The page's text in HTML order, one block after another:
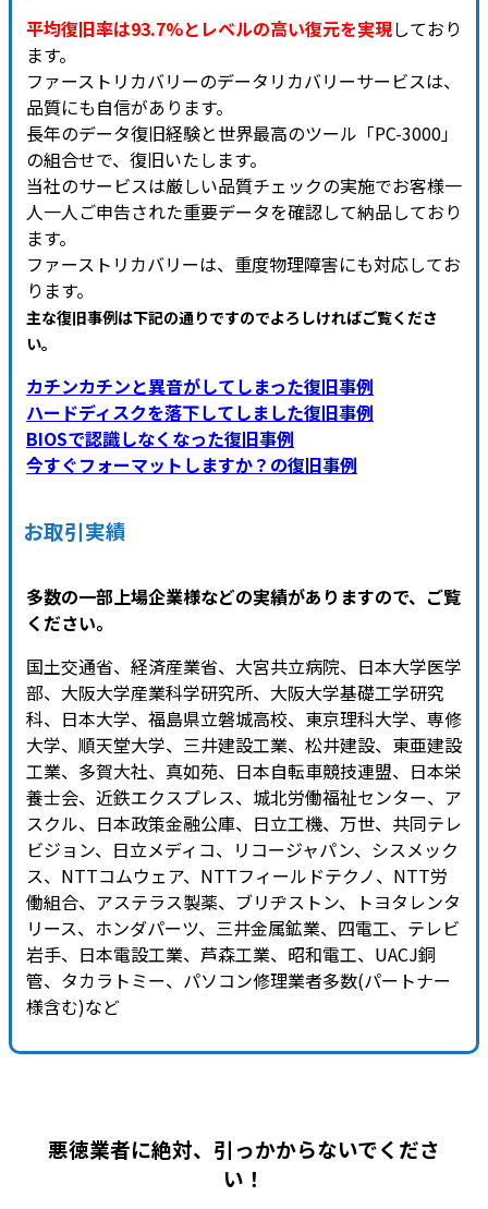
平均復旧率は93.7%とレベルの高い復元を実現しており
ます。
ファーストリカバリーのデータリカバリーサービスは、
品質にも自信があります。
長年のデータ復旧経験と世界最高のツール「PC-3000」
の組合せで、復旧いたします。
当社のサービスは厳しい品質チェックの実施でお客様一
人一人ご申告された重要データを確認して納品しており
ます。
ファーストリカバリーは、重度物理障害にも対応してお
ります。
主な復旧事例は下記の通りですのでよろしければご覧くださ
い。
カチンカチンと異音がしてしまった復旧事例
ハードディスクを落下してしました復旧事例
BIOSで認識しなくなった復旧事例
今すぐフォーマットしますか？の復旧事例
お取引実績
多数の一部上場企業様などの実績がありますので、ご覧
ください。
国土交通省、経済産業省、大宮共立病院、日本大学医学
部、大阪大学産業科学研究所、大阪大学基礎工学研究
科、日本大学、福島県立磐城高校、東京理科大学、専修
大学、順天堂大学、三井建設工業、松井建設、東亜建設
工業、多賀大社、真如苑、日本自転車競技連盟、日本栄
養士会、近鉄エクスプレス、城北労働福祉センター、ア
スクル、日本政策金融公庫、日立工機、万世、共同テレ
ビジョン、日立メディコ、リコージャパン、シスメック
ス、NTTコムウェア、NTTフィールドテクノ、NTT労
働組合、アステラス製薬、ブリヂストン、トヨタレンタ
リース、ホンダパーツ、三井金属鉱業、四電工、テレビ
岩手、日本電設工業、芦森工業、昭和電工、UACJ銅
管、タカラトミー、パソコン修理業者多数(パートナー
様含む)など
悪徳業者に絶対、引っかからないでくださ
い！